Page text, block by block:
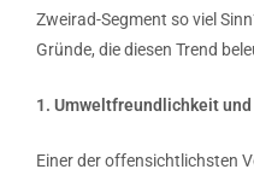
Zweirad-Segment so viel
Gründe, die diesen Trend
1. Umweltfreundlichkeit
Einer der offensichtlichsten